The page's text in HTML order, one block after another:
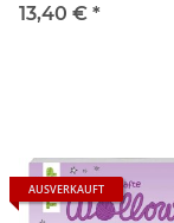
13,40 € *
AUSVERKAUFT